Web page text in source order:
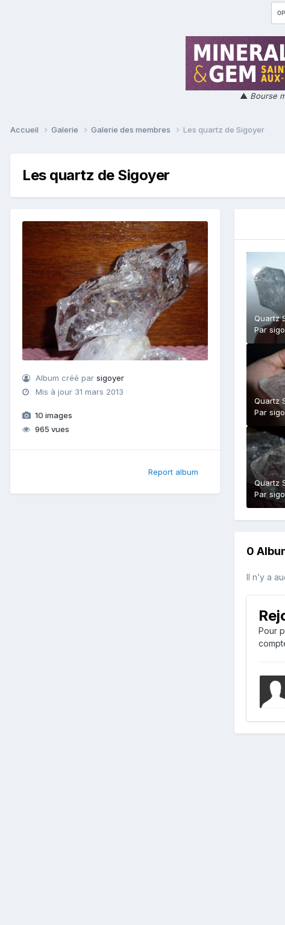
▲ Bourse
Accueil Galerie Galerie des membres Les quartz de Sigoyer
Les quartz de Sigoyer
Album créé parsigoyer
Mis à jour 31 mars 2013
10 images
965 vues
Report album
Quartz
Par
Quartz
Par
Quartz
Par
0
Il n’y a
Pour